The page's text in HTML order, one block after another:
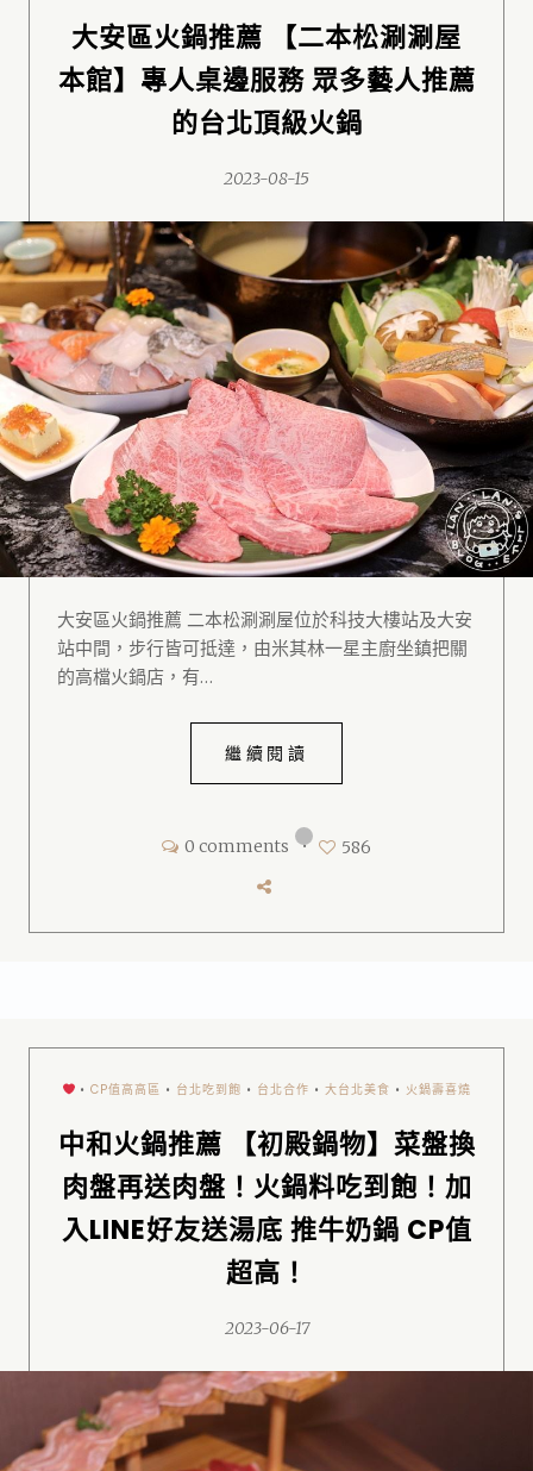
大安區火鍋推薦 【二本松涮涮屋
本館】專人桌邊服務 眾多藝人推薦
的台北頂級火鍋
2023-08-15
大安區火鍋推薦 二本松涮涮屋位於科技大樓站及大安
站中間，步行皆可抵達，由米其林一星主廚坐鎮把關
的高檔火鍋店，有…
繼續閱讀
0 comments • 586
•CP值高高區 • 台北吃到飽 • 台北合作 •大台北美食 •火鍋壽喜燒
中和火鍋推薦 【初殿鍋物】菜盤換
肉盤再送肉盤！火鍋料吃到飽！加
入LINE好友送湯底 推牛奶鍋 CP值
超高！
2023-06-17